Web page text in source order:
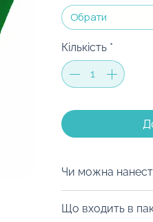
Обрати
Кількість *
Чи можна
шляхом вишивки
Що входить в